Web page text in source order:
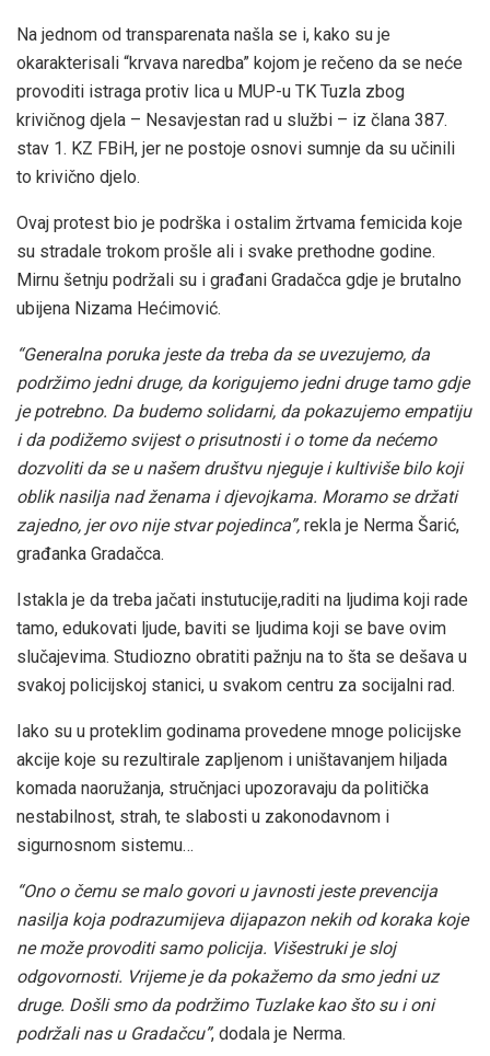
Na jednom od transparenata našla se i, kako su je
okarakterisali “krvava naredba” kojom je rečeno da se neće
provoditi istraga protiv lica u MUP-u TK Tuzla zbog
krivičnog djela – Nesavjestan rad u službi – iz člana 387.
stav 1. KZ FBiH, jer ne postoje osnovi sumnje da su učinili
to krivično djelo.
Ovaj protest bio je podrška i ostalim žrtvama femicida koje
su stradale trokom prošle ali i svake prethodne godine.
Mirnu šetnju podržali su i građani Gradačca gdje je brutalno
ubijena Nizama Hećimović.
“Generalna poruka jeste da treba da se uvezujemo, da
podržimo jedni druge, da korigujemo jedni druge tamo gdje
je potrebno. Da budemo solidarni, da pokazujemo empatiju
i da podižemo svijest o prisutnosti i o tome da nećemo
dozvoliti da se u našem društvu njeguje i kultiviše bilo koji
oblik nasilja nad ženama i djevojkama. Moramo se držati
zajedno, jer ovo nije stvar pojedinca”, rekla je Nerma Šarić,
građanka Gradačca.
Istakla je da treba jačati instutucije,raditi na ljudima koji rade
tamo, edukovati ljude, baviti se ljudima koji se bave ovim
slučajevima. Studiozno obratiti pažnju na to šta se dešava u
svakoj policijskoj stanici, u svakom centru za socijalni rad.
Iako su u proteklim godinama provedene mnoge policijske
akcije koje su rezultirale zapljenom i uništavanjem hiljada
komada naoružanja, stručnjaci upozoravaju da politička
nestabilnost, strah, te slabosti u zakonodavnom i
sigurnosnom sistemu…
“Ono o čemu se malo govori u javnosti jeste prevencija
nasilja koja podrazumijeva dijapazon nekih od koraka koje
ne može provoditi samo policija. Višestruki je sloj
odgovornosti. Vrijeme je da pokažemo da smo jedni uz
druge. Došli smo da podržimo Tuzlake kao što su i oni
podržali nas u Gradačcu”, dodala je Nerma.